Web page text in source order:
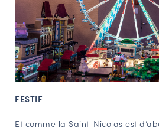
FESTIF
Et comme la Saint-Nicolas est